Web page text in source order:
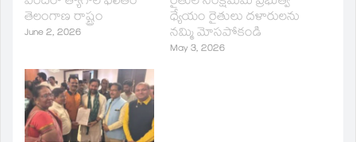
తెలంగాణ రాష్ట్రం
June 2, 2026
ధ్యేయం రైతులు దళారులను
నమ్మి మోసపోకండి
May 3, 2026